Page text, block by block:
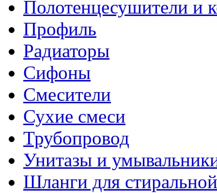
Полотенцесушители и
Профиль
Радиаторы
Сифоны
Смесители
Сухие смеси
Трубопровод
Унитазы и
Шланги для